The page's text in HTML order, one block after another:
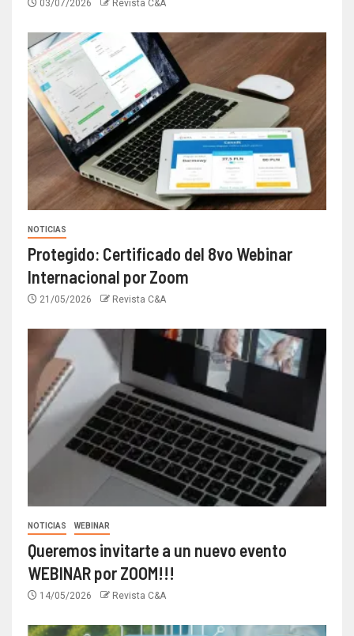
03/07/2026 Revista C&A
NOTICIAS
Protegido: Certificado del 8vo Webinar
Internacional por Zoom
21/05/2026 Revista C&A
NOTICIAS WEBINAR
Queremos invitarte a un nuevo evento
WEBINAR por ZOOM!!!
14/05/2026 Revista C&A